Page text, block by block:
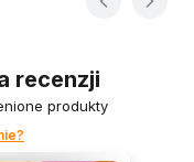
recenzji
produkty